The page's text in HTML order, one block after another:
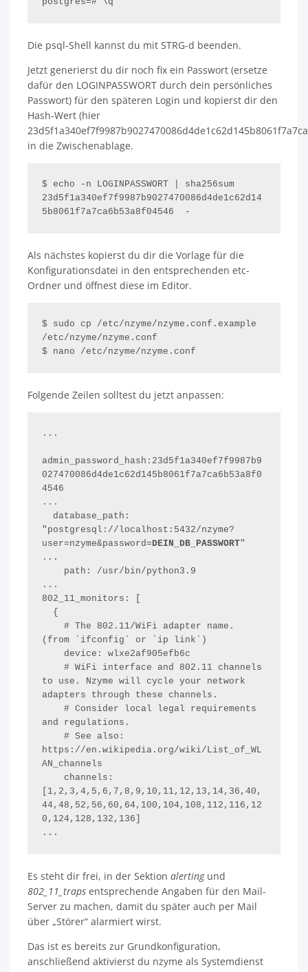
Die psql-Shell kannst du mit STRG-d beenden.
Jetzt generierst du dir noch fix ein Passwort (ersetze
dafür den LOGINPASSWORT durch dein persönliches
Passwort) für den späteren Login und kopierst dir den
Hash-Wert (hier
in die Zwischenablage.
$ echo -n LOGINPASSWORT | sha256sum
23d5f1a340ef7f9987b9027470086d4de1c62d14
Als nächstes kopierst du dir die Vorlage für die
Konfigurationsdatei in den entsprechenden etc-
Ordner und öffnest diese im Editor.
$ sudo cp /etc/nzyme/nzyme.conf.example
/etc/nzyme/nzyme.conf
$ nano /etc/nzyme/nzyme.conf
Folgende Zeilen solltest du jetzt anpassen:
...
admin_password_hash:23d5f1a340ef7f9987b9
027470086d4de1c62d145b8061f7a7ca6b53a8f0
4546
...
"postgresql://localhost:5432/nzyme?
user=nzyme&password=DEIN_DB_PASSWORT"
...
...
802_11_monitors: [
(from `ifconfig` or `ip link`)
to use. Nzyme will cycle your network
adapters through these channels.
and regulations.
https://en.wikipedia.org/wiki/List_of_WL
AN_channels
[1,2,3,4,5,6,7,8,9,10,11,12,13,14,36,40,
44,48,52,56,60,64,100,104,108,112,116,12
0,124,128,132,136]
Es steht dir frei, in der Sektion alerting und
802_11_traps entsprechende Angaben für den Mail-
Server zu machen, damit du später auch per Mail
über „Störer“ alarmiert wirst.
Das ist es bereits zur Grundkonfiguration,
anschließend aktivierst du nzyme als Systemdienst